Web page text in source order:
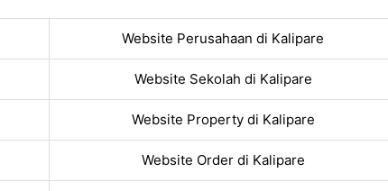
Website Perusahaan di Kalipare
Website Sekolah di Kalipare
Website Property di Kalipare
Website Order di Kalipare